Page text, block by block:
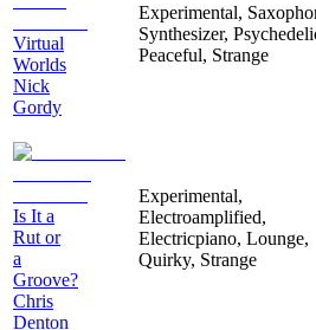
Virtual
Worlds
Nick
Gordy
Experimental,
Synthesizer,
Peaceful, Strange
Is It a
Rut or
a
Groove?
Chris
Denton
Experimental,
Electroamplified,
Electricpiano, Lounge,
Quirky, Strange